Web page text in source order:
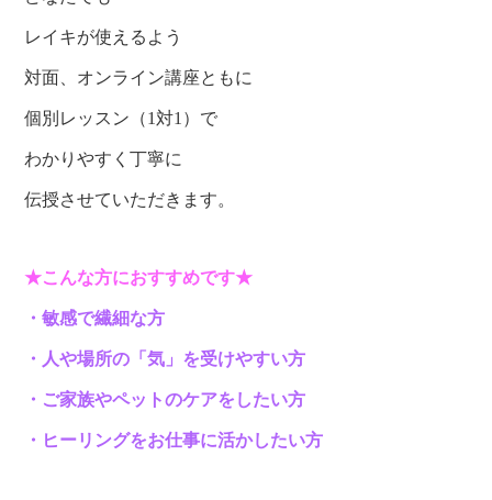
レイキが使えるよう
対面、オンライン講座ともに
個別レッスン（1対1）で
わかりやすく丁寧に
伝授させていただきます。
★こんな方におすすめです★
・敏感で繊細な方
・人や場所の「気」を受けやすい方
・ご家族やペットのケアをしたい方
・ヒーリングをお仕事に活かしたい方